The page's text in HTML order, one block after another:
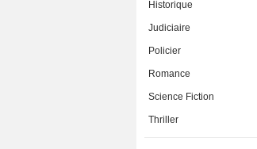
Historique
Judiciaire
Policier
Romance
Science Fiction
Thriller